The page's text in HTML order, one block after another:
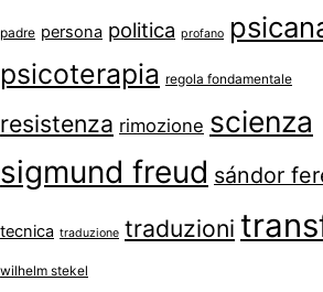
padre persona politica profano
psicoterapia regola fondamentale
resistenza rimozione scienza
sigmund freud sándor
tecnica traduzione traduzioni
wilhelm stekel